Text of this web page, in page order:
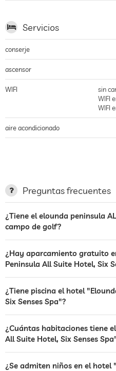
perfecto para tomar un aperitivo y
Los huéspedes también tienen a su
una piscina infantil y un centro de
la playa de arena, el centro de
Servicios
conserje
ascensor
WIFI
sin
WIFI
WIFI
aire acondicionado
estación de carga para
coches eléctricos
terraza
jardin/zona exterior
zona de barbacoa
hamacas
bar
café
Preguntas frecuentes
¿Tiene el elounda peninsula
campo de golf?
¿Hay aparcamiento gratuito
Peninsula All Suite Hotel, Six
¿Tiene piscina el hotel
Six Senses Spa"?
¿Cuántas habitaciones tiene
All Suite Hotel, Six Senses
¿Se admiten niños en el hotel